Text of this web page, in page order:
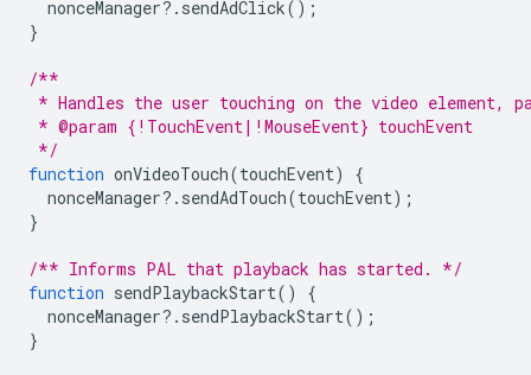
nonceManager? . sendAdClick();
}
/**
* Handles the user touching on the video element,
* @param {!TouchEvent|!MouseEvent} touchEvent
*/
function onVideoTouch(touchEvent)
{
nonceManager? . sendAdTouch(touchEvent);
}
/** Informs PAL that playback has started. */
function sendPlaybackStart()
{
nonceManager? . sendPlaybackStart();
}